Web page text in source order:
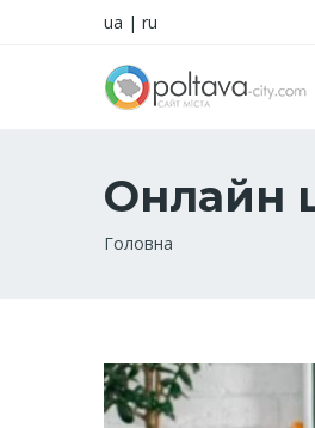
ua | ru
Онлайн
Рядок
Головна